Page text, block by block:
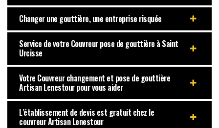
Changer une gouttière, une entreprise risquée
Service de votre Couvreur pose de gouttière à Saint
Urcisse
Votre Couvreur changement et pose de gouttière
Artisan Lenestour pour vous aider
L’établissement de devis est gratuit chez le
couvreur Artisan Lenestour